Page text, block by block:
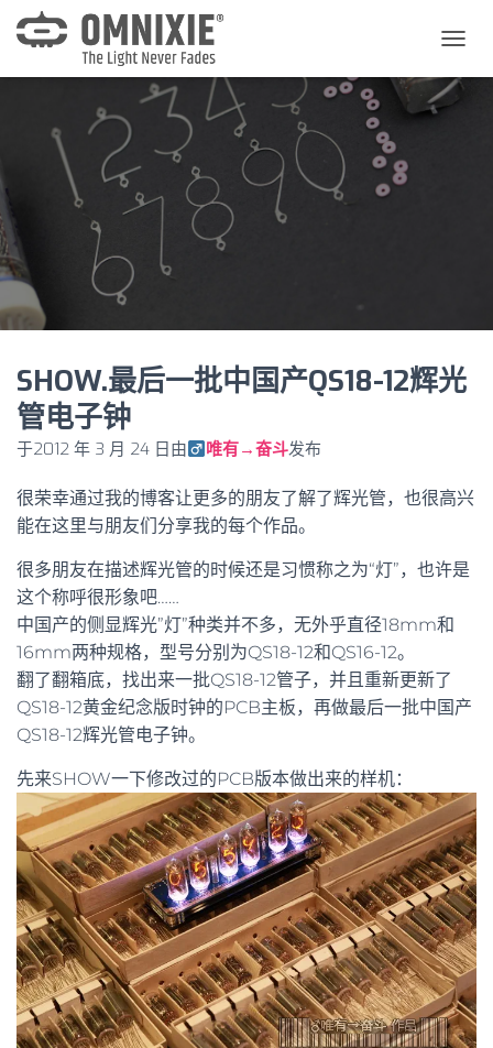
换
SHOW.最后一批中国产QS18-12辉光
管电子钟
于2012 年 3 月 24 日 由 唯有→奋斗发布
很荣幸通过我的博客让更多的朋友了解了辉光管，也很高兴
能在这里与朋友们分享我的每个作品。
很多朋友在描述辉光管的时候还是习惯称之为“灯”，也许是
这个称呼很形象吧……
中国产的侧显辉光”灯”种类并不多，无外乎直径18mm和
16mm两种规格，型号分别为QS18-12和QS16-12。
翻了翻箱底，找出来一批QS18-12管子，并且重新更新了
QS18-12黄金纪念版时钟的PCB主板，再做最后一批中国产
QS18-12辉光管电子钟。
先来SHOW一下修改过的PCB版本做出来的样机：